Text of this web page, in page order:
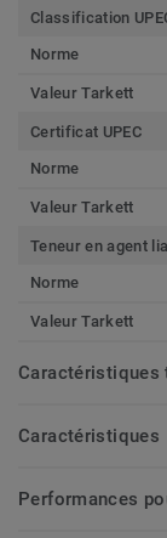
Classification
Norme
Valeur Tarkett
Certificat UPEC
Norme
Valeur Tarkett
Teneur en agent
Norme
Valeur Tarkett
Caractéristiques
Performances